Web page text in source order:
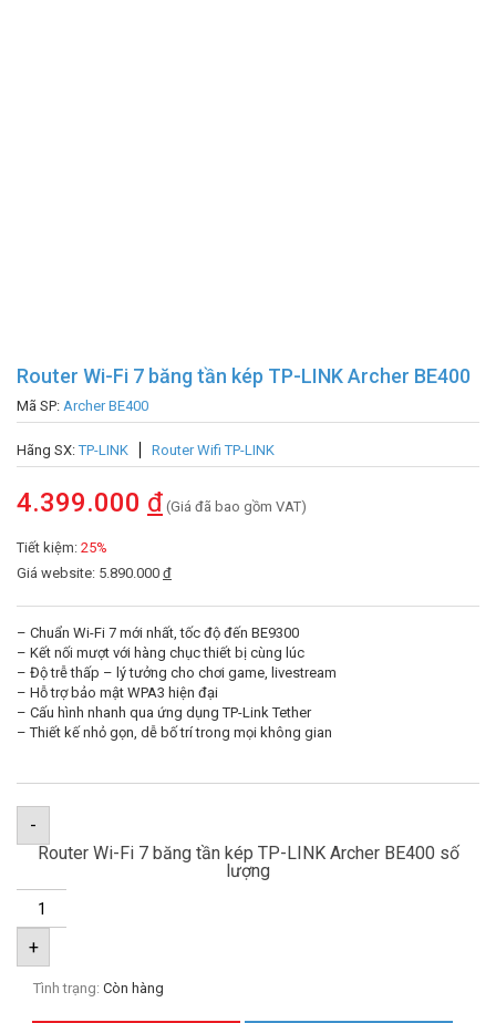
Router Wi-Fi 7 băng tần kép TP-LINK Archer BE400
Mã SP: Archer BE400
Hãng SX:TP-LINK Router Wifi TP-LINK
4.399.000 đ (Giá đã bao gồm VAT)
Tiết kiệm: 25%
Giá website: 5.890.000 đ
– Chuẩn Wi-Fi 7 mới nhất, tốc độ đến BE9300
– Kết nối mượt với hàng chục thiết bị cùng lúc
– Độ trễ thấp – lý tưởng cho chơi game, livestream
– Hỗ trợ bảo mật WPA3 hiện đại
– Cấu hình nhanh qua ứng dụng TP-Link Tether
– Thiết kế nhỏ gọn, dễ bố trí trong mọi không gian
-
Router Wi-Fi 7 băng tần kép TP-LINK Archer BE400 số
lượng
+
Tình trạng: Còn hàng